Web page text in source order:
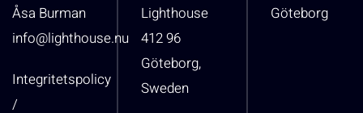
Åsa Burman
info@lighthouse.nu
Integritetspolicy
/
Lighthouse
412 96
Göteborg,
Sweden
Göteborg